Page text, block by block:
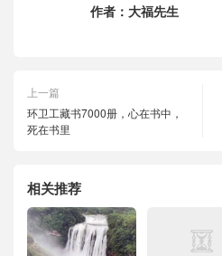
作者： 大福先生
上一篇
环卫工藏书7000册，心在书中，
死在书里
相关推荐